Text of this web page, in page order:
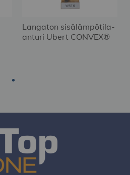
Langaton sisälämpötila-
anturi Ubert CONVEX®